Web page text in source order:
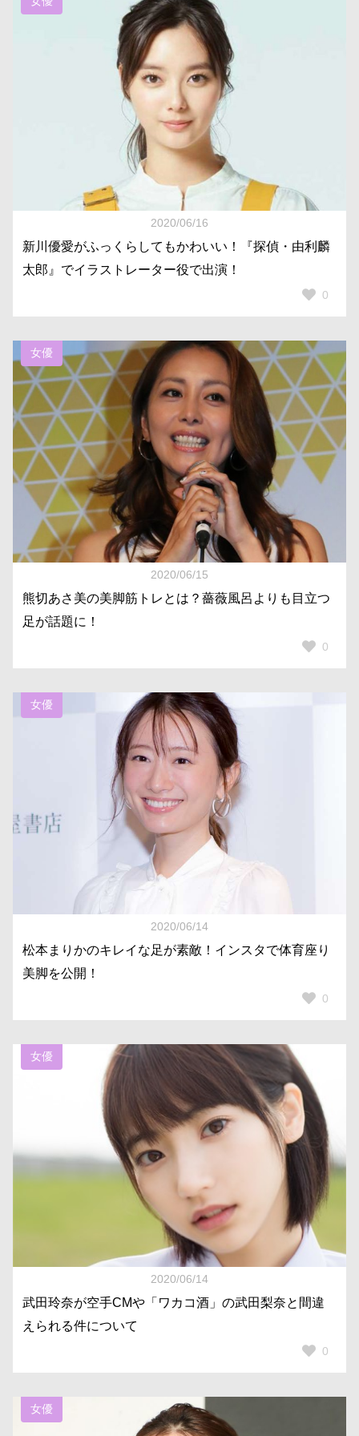
2020/06/16
新川優愛がふっくらしてもかわいい！『探偵・由利麟
太郎』でイラストレーター役で出演！
0
女優
2020/06/15
熊切あさ美の美脚筋トレとは？薔薇風呂よりも目立つ
足が話題に！
0
女優
2020/06/14
松本まりかのキレイな足が素敵！インスタで体育座り
美脚を公開！
0
女優
2020/06/14
武田玲奈が空手CMや「ワカコ酒」の武田梨奈と間違
えられる件について
0
女優